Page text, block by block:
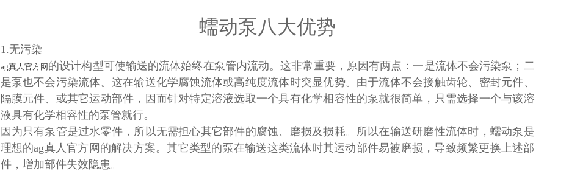
蠕动泵八大优势
1.无污染
ag真人官方网 的设计构型可使输送的流体始终在泵管内流动。这非常重要，原因有两点：一是流体不会污染泵；二
是泵也不会污染流体。这在输送化学腐蚀流体或高纯度流体时突显优势。由于流体不会接触齿轮、密封元件、
隔膜元件、或其它运动部件，因而针对特定溶液选取一个具有化学相容性的泵就很简单，只需选择一个与该溶
液具有化学相容性的泵管就行。
因为只有泵管是过水零件，所以无需担心其它部件的腐蚀、磨损及损耗。所以在输送研磨性流体时，蠕动泵是
理想的ag真人官方网的解决方案。其它类型的泵在输送这类流体时其运动部件易被磨损，导致频繁更换上述部
件，增加部件失效隐患。